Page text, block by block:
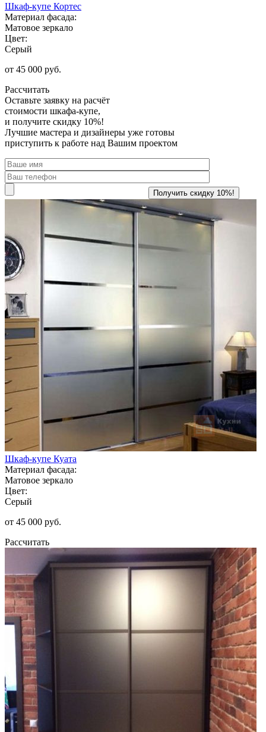
Шкаф-купе Кортес
Материал фасада:
Матовое зеркало
Цвет:
Серый
от 45 000 руб.
Рассчитать
Оставьте заявку на расчёт
стоимости шкафа-купе,
и получите скидку 10%!
Лучшие мастера и дизайнеры уже готовы
приступить к работе над Вашим проектом
Шкаф-купе Куата
Материал фасада:
Матовое зеркало
Цвет:
Серый
от 45 000 руб.
Рассчитать